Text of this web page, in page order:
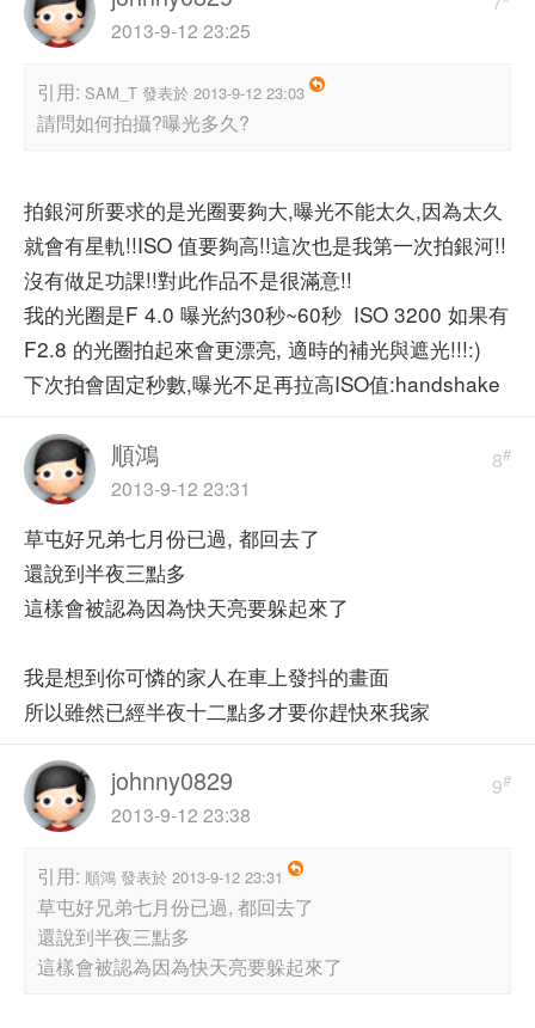
2013-9-12 23:25
引用: SAM_T 發表於 2013-9-12 23:03
請問如何拍攝?曝光多久?
拍銀河所要求的是光圈要夠大,曝光不能太久,因為太久
就會有星軌!!ISO 值要夠高!!這次也是我第一次拍銀河!!
沒有做足功課!!對此作品不是很滿意!!
我的光圈是F 4.0 曝光約30秒~60秒 ISO 3200 如果有
F2.8 的光圈拍起來會更漂亮, 適時的補光與遮光!!!:)
下次拍會固定秒數,曝光不足再拉高ISO值:handshake
8#
順鴻
2013-9-12 23:31
草屯好兄弟七月份已過, 都回去了
還說到半夜三點多
這樣會被認為因為快天亮要躲起來了
我是想到你可憐的家人在車上發抖的畫面
所以雖然已經半夜十二點多才要你趕快來我家
9#
johnny0829
2013-9-12 23:38
引用: 順鴻 發表於 2013-9-12 23:31
草屯好兄弟七月份已過, 都回去了
還說到半夜三點多
這樣會被認為因為快天亮要躲起來了